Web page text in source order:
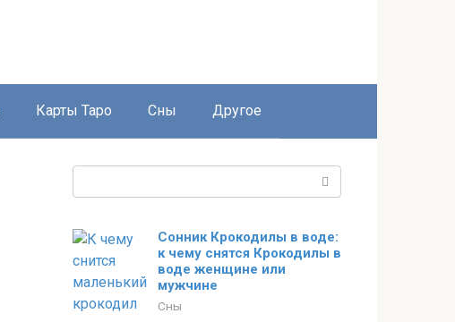
Карты Таро Сны Другое
Сонник Крокодилы в воде:
к чему снятся Крокодилы в
воде женщине или
мужчине
Сны